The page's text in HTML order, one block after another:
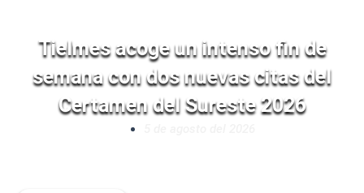
Tielmes acoge un intenso fin de
semana con dos nuevas citas del
Certamen del Sureste 2026